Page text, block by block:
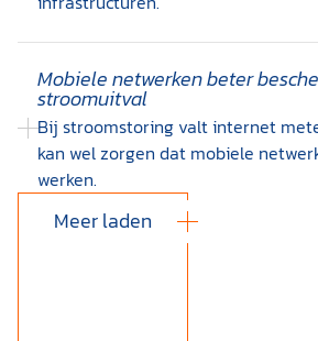
Mobiele netwerken beter
stroomuitval
Bij stroomstoring valt internet
kan wel zorgen dat mobiele
werken.
Meer laden